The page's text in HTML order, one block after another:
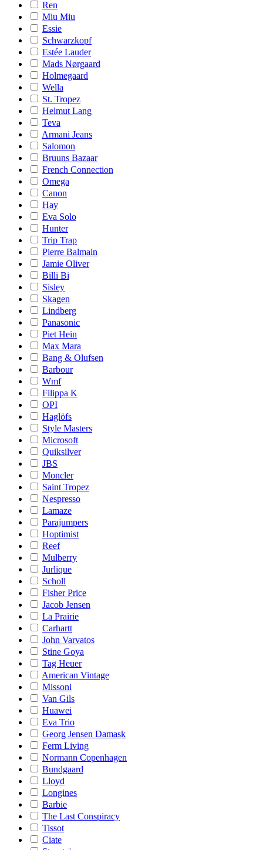
Ren
Miu Miu
Essie
Schwarzkopf
Estée Lauder
Mads Nørgaard
Holmegaard
Wella
St. Tropez
Helmut Lang
Teva
Armani Jeans
Salomon
Bruuns Bazaar
French Connection
Omega
Canon
Hay
Eva Solo
Hunter
Trip Trap
Pierre Balmain
Jamie Oliver
Billi Bi
Sisley
Skagen
Lindberg
Panasonic
Piet Hein
Max Mara
Bang & Olufsen
Barbour
Wmf
Filippa K
OPI
Haglöfs
Style Masters
Microsoft
Quiksilver
JBS
Moncler
Saint Tropez
Nespresso
Lamaze
Parajumpers
Hoptimist
Reef
Mulberry
Jurlique
Scholl
Fisher Price
Jacob Jensen
La Prairie
Carhartt
John Varvatos
Stine Goya
Tag Heuer
American Vintage
Missoni
Van Gils
Huawei
Eva Trio
Georg Jensen Damask
Ferm Living
Normann Copenhagen
Bundgaard
Lloyd
Longines
Barbie
The Last Conspiracy
Tissot
Ciate